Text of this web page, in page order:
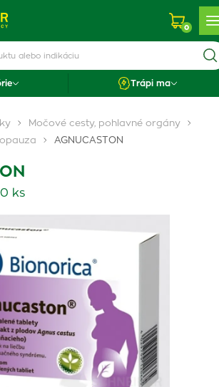
0
Trápi ma
Močové cesty, pohlavné orgány
AGNUCASTON
ks